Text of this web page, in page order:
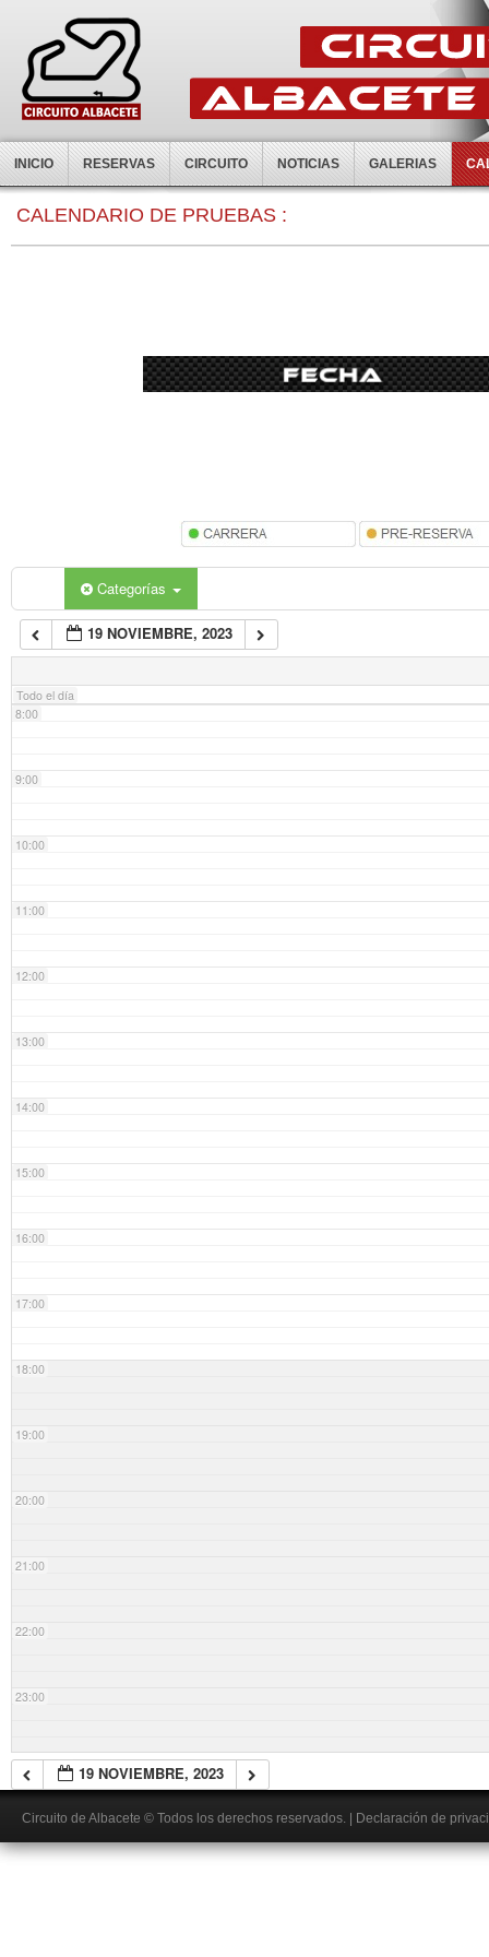
INICIO RESERVAS CIRCUITO NOTICIAS GALERIAS
CALENDARIO DE PRUEBAS :
Categorías
19 NOVIEMBRE, 2023
Todo el día
0:00
7:00
8:00
9:00
10:00
11:00
12:00
13:00
14:00
15:00
16:00
17:00
18:00
19:00
20:00
21:00
22:00
23:00
19 NOVIEMBRE, 2023
Circuito de Albacete © Todos los derechos reservados. Declaración de